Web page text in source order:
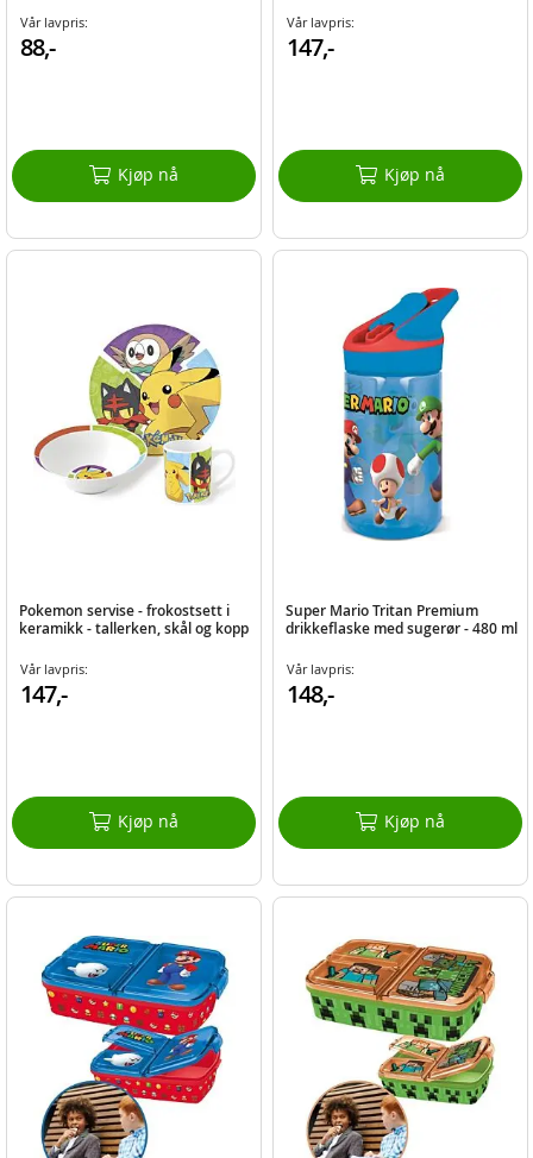
Vår lavpris:
88,-
Kjøp nå
Vår lavpris:
147,-
Kjøp nå
Pokemon servise - frokostsett i
keramikk - tallerken, skål og kopp
Vår lavpris:
147,-
Kjøp nå
Super Mario Tritan Premium
drikkeflaske med sugerør - 480 ml
Vår lavpris:
148,-
Kjøp nå